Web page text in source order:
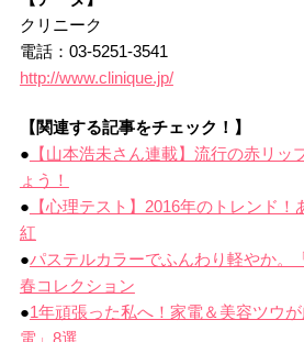
クリニーク
電話：03-5251-3541
http://www.clinique.jp/
【関連する記事をチェック！】
● 【山本浩未さん連載】流行の赤リッ
ょう！
● 【心理テスト】2016年のトレンド
紅
●パステルカラーでふんわり軽やか。
春コレクション
●1年頑張った私へ！家電＆美容ツウ